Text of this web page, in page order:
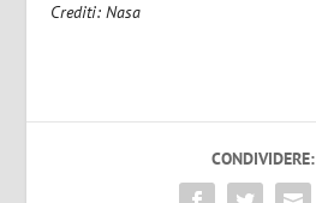
Crediti: Nasa
CONDIVIDERE: